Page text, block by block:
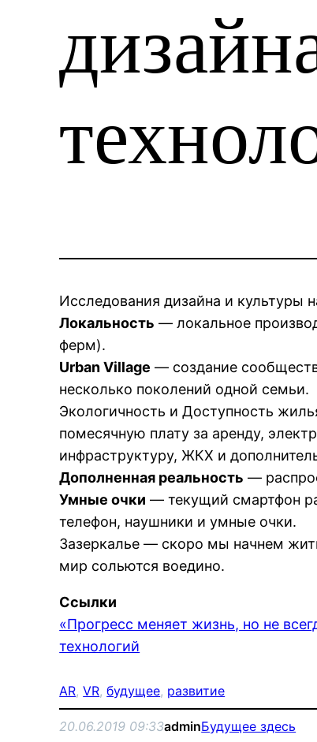
Исследования дизайна и
Локальность — локальное
ферм).
Urban Village — создание
несколько поколений одной семьи.
Экологичность и Доступность
помесячную плату за аренду,
инфраструктуру, ЖКХ и
Дополненная реальность —
Умные очки — текущий смартфон
телефон, наушники и умные очки.
Зазеркалье — скоро мы начнем
мир сольются воедино.
Ссылки
«Прогресс меняет жизнь, но не
технологий
AR, VR, будущее, развитие
20.06.2019 09:33adminБудущее здесь